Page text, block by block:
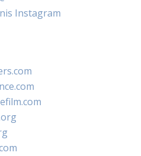
Instagram